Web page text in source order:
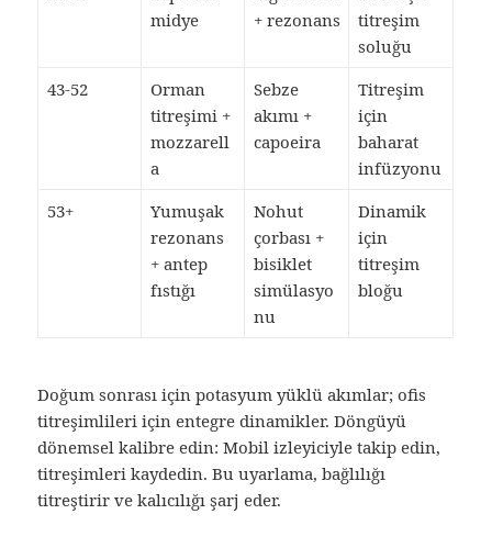
midye
+ rezonans
titreşim
soluğu
43-52
Orman
titreşimi +
mozzarell
a
Sebze
akımı +
capoeira
Titreşim
için
baharat
infüzyonu
53+
Yumuşak
rezonans
+ antep
fıstığı
Nohut
çorbası +
bisiklet
simülasyo
nu
Dinamik
için
titreşim
bloğu
Doğum sonrası için potasyum yüklü akımlar; ofis
titreşimlileri için entegre dinamikler. Döngüyü
dönemsel kalibre edin: Mobil izleyiciyle takip edin,
titreşimleri kaydedin. Bu uyarlama, bağlılığı
titreştirir ve kalıcılığı şarj eder.